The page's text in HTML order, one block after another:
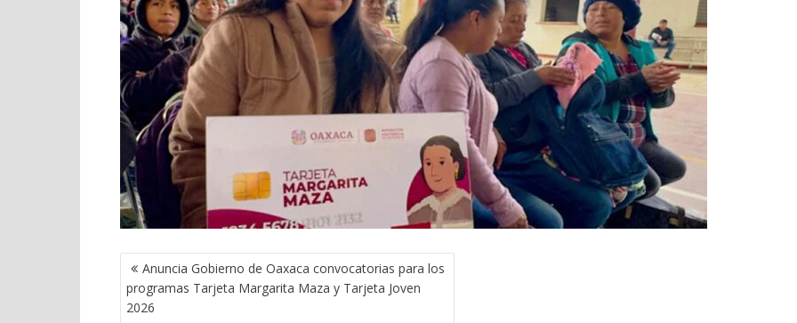
NAVEGACIÓN
DE
ENTRADAS
Anuncia Gobierno de Oaxaca convocatorias para los
programas Tarjeta Margarita Maza y Tarjeta Joven
2026